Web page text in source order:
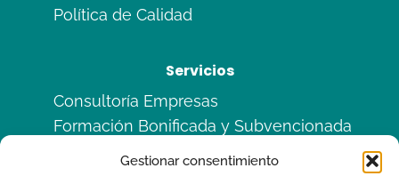
Gestionar consentimiento
Política de Calidad
Servicios
Consultoría Empresas
Formación Bonificada y Subvencionada